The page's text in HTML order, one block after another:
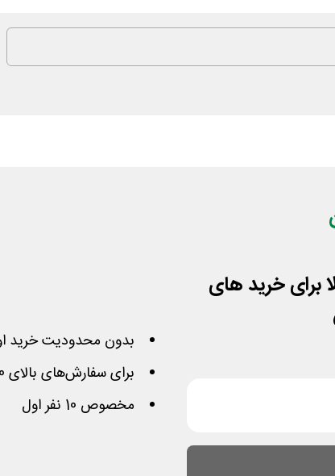
کالا برای خرید های
بدون محدودیت خرید
برای سفارش‌های بالای 200,000 تومان
مخصوص 10 نفر اول